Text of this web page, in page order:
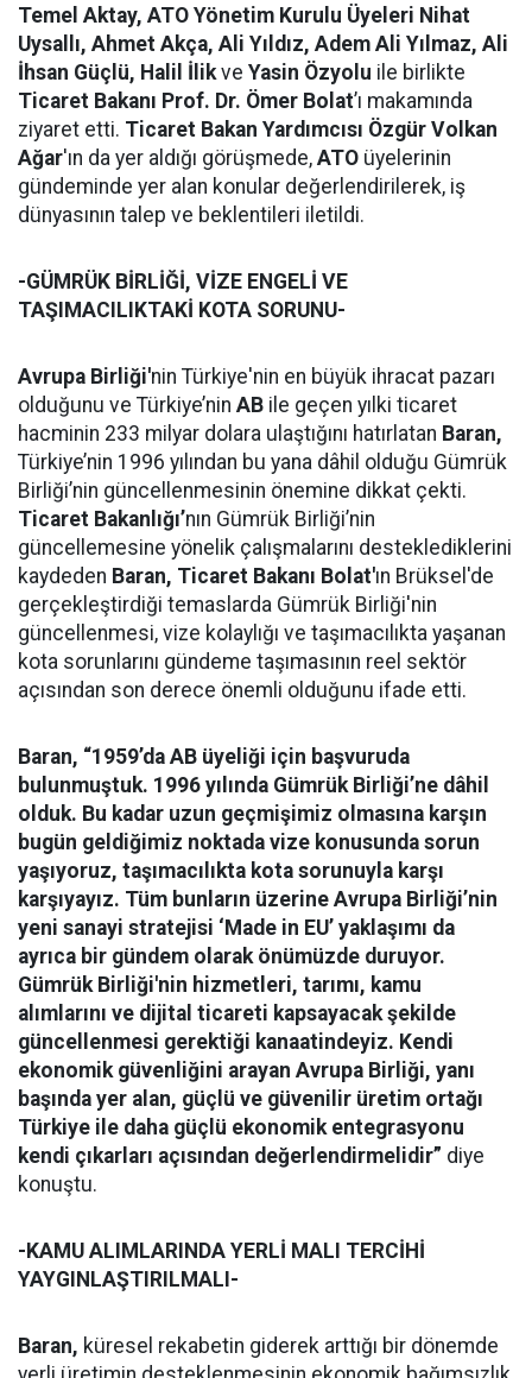
Temel Aktay, ATO Yönetim Kurulu Üyeleri Nihat
Uysallı, Ahmet Akça, Ali Yıldız, Adem Ali Yılmaz, Ali
İhsan Güçlü, Halil İlikve Yasin Özyolu ile birlikte
Ticaret Bakanı Prof. Dr. Ömer Bolat’ı makamında
ziyaret etti. Ticaret Bakan Yardımcısı Özgür Volkan
Ağar'ın da yer aldığı görüşmede, ATO üyelerinin
gündeminde yer alan konular değerlendirilerek, iş
dünyasının talep ve beklentileri iletildi.
-GÜMRÜK BİRLİĞİ, VİZE ENGELİ VE
TAŞIMACILIKTAKİ KOTA SORUNU-
Avrupa Birliği'nin Türkiye'nin en büyük ihracat pazarı
olduğunu ve Türkiye’nin AB ile geçen yılki ticaret
hacminin 233 milyar dolara ulaştığını hatırlatan Baran,
Türkiye’nin 1996 yılından bu yana dâhil olduğu Gümrük
Birliği’nin güncellenmesinin önemine dikkat çekti.
Ticaret Bakanlığı’nın Gümrük Birliği’nin
güncellemesine yönelik çalışmalarını desteklediklerini
kaydeden Baran, Ticaret Bakanı Bolat'ın Brüksel'de
gerçekleştirdiği temaslarda Gümrük Birliği'nin
güncellenmesi, vize kolaylığı ve taşımacılıkta yaşanan
kota sorunlarını gündeme taşımasının reel sektör
açısından son derece önemli olduğunu ifade etti.
Baran, “1959’da AB üyeliği için başvuruda
bulunmuştuk. 1996 yılında Gümrük Birliği’ne dâhil
olduk. Bu kadar uzun geçmişimiz olmasına karşın
bugün geldiğimiz noktada vize konusunda sorun
yaşıyoruz, taşımacılıkta kota sorunuyla karşı
karşıyayız. Tüm bunların üzerine Avrupa Birliği’nin
yeni sanayi stratejisi ‘Made in EU’ yaklaşımı da
ayrıca bir gündem olarak önümüzde duruyor.
Gümrük Birliği'nin hizmetleri, tarımı, kamu
alımlarını ve dijital ticareti kapsayacak şekilde
güncellenmesi gerektiği kanaatindeyiz. Kendi
ekonomik güvenliğini arayan Avrupa Birliği, yanı
başında yer alan, güçlü ve güvenilir üretim ortağı
Türkiye ile daha güçlü ekonomik entegrasyonu
kendi çıkarları açısından değerlendirmelidir” diye
konuştu.
-KAMU ALIMLARINDA YERLİ MALI TERCİHİ
YAYGINLAŞTIRILMALI-
Baran, küresel rekabetin giderek arttığı bir dönemde